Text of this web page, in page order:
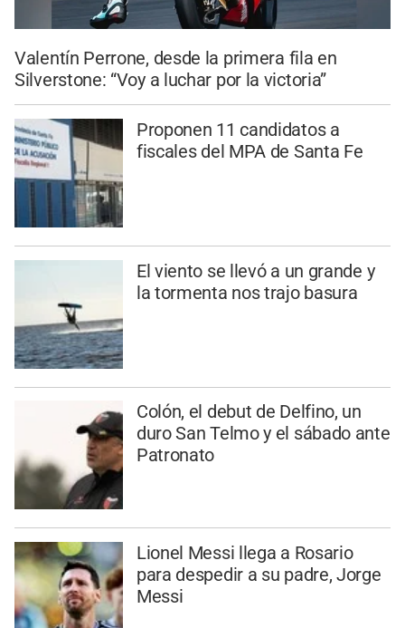
Valentín Perrone, desde la primera fila en
Silverstone: “Voy a luchar por la victoria”
Proponen 11 candidatos a
fiscales del MPA de Santa Fe
El viento se llevó a un grande y
la tormenta nos trajo basura
Colón, el debut de Delfino, un
duro San Telmo y el sábado ante
Patronato
Lionel Messi llega a Rosario
para despedir a su padre, Jorge
Messi